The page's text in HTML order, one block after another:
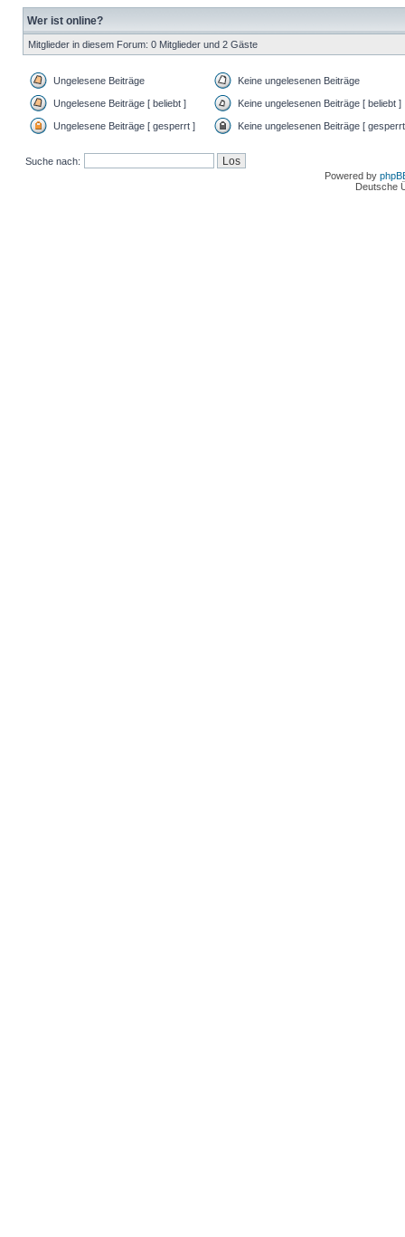
Wer ist online?
Mitglieder in diesem Forum: 0 Mitglieder und 2 Gäste
Ungelesene Beiträge Keine ungelesenen Beiträge
Ungelesene Beiträge [ beliebt ] Keine ungelesenen Beiträge [ beliebt ]
Ungelesene Beiträge [ gesperrt ] Keine ungelesenen Beiträge [
Suche nach:
Powered by
Deutsche